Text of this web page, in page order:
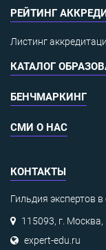
РЕЙТИНГ
Листинг
КАТАЛОГ
БЕНЧМАРКИНГ
СМИ О НАС
КОНТАКТЫ
Гильдия экспертов
115093, г.
expert-edu.ru